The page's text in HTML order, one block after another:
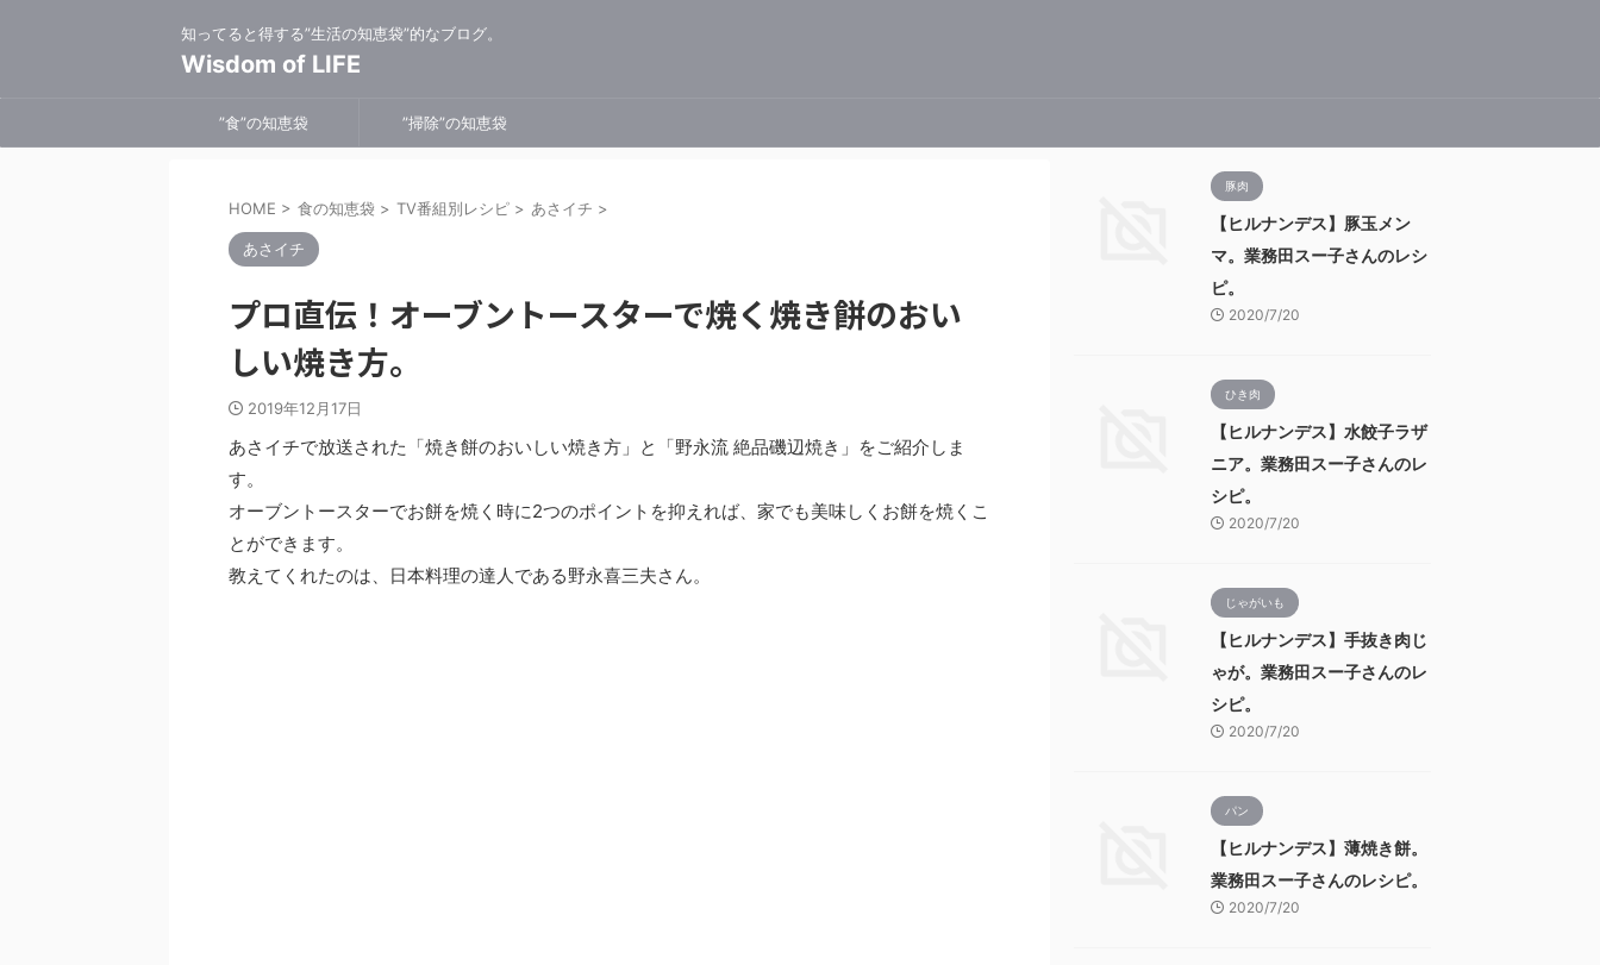
知ってると得する”生活の知恵袋”的なブログ。
Wisdom of LIFE
”食”の知恵袋 ”掃除”の知恵袋
HOME > 食の知恵袋 > TV番組別レシピ > あさイチ >
あさイチ
プロ直伝！オーブントースターで焼く焼き餅のおい
しい焼き方。
2019年12月17日
あさイチで放送された「焼き餅のおいしい焼き方」と「野永流 絶品磯辺焼き」をご紹介しま
す。
オーブントースターでお餅を焼く時に2つのポイントを抑えれば、家でも美味しくお餅を焼くこ
とができます。
教えてくれたのは、日本料理の達人である野永喜三夫さん。
豚肉
【ヒルナンデス】豚玉メン
マ。業務田スー子さんのレシ
ピ。
2020/7/20
ひき肉
【ヒルナンデス】水餃子ラザ
ニア。業務田スー子さんのレ
シピ。
2020/7/20
じゃがいも
【ヒルナンデス】手抜き肉じ
ゃが。業務田スー子さんのレ
シピ。
2020/7/20
パン
【ヒルナンデス】薄焼き餅。
業務田スー子さんのレシピ。
2020/7/20